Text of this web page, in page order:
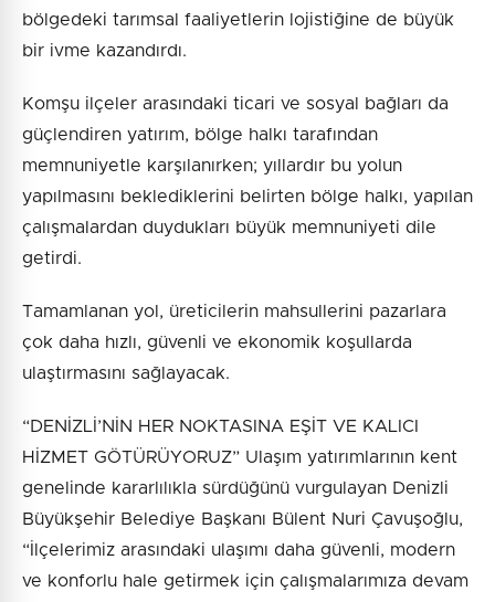
bölgedeki tarımsal faaliyetlerin lojistiğine de büyük
bir ivme kazandırdı.
Komşu ilçeler arasındaki ticari ve sosyal bağları da
güçlendiren yatırım, bölge halkı tarafından
memnuniyetle karşılanırken; yıllardır bu yolun
yapılmasını beklediklerini belirten bölge halkı, yapılan
çalışmalardan duydukları büyük memnuniyeti dile
getirdi.
Tamamlanan yol, üreticilerin mahsullerini pazarlara
çok daha hızlı, güvenli ve ekonomik koşullarda
ulaştırmasını sağlayacak.
“DENİZLİ’NİN HER NOKTASINA EŞİT VE KALICI
HİZMET GÖTÜRÜYORUZ” Ulaşım yatırımlarının kent
genelinde kararlılıkla sürdüğünü vurgulayan Denizli
Büyükşehir Belediye Başkanı Bülent Nuri Çavuşoğlu,
“İlçelerimiz arasındaki ulaşımı daha güvenli, modern
ve konforlu hale getirmek için çalışmalarımıza devam